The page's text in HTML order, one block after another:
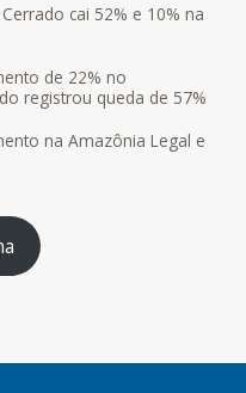
cai 52% e 10% na
de 22% no
registrou queda de 57%
na Amazônia Legal e